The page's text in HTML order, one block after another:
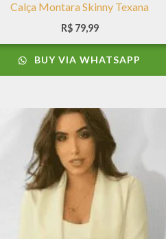
Calça Montara Skinny Texana
R$79,99
BUY VIA WHATSAPP